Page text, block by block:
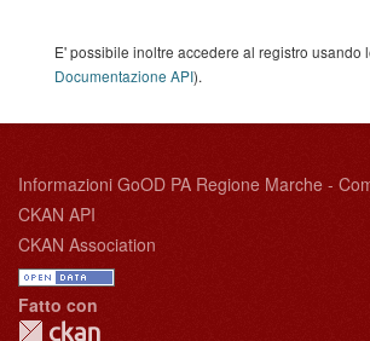
E' possibile inoltre accedere al registro usando
Documentazione API).
Informazioni GoOD PA Regione Marche -
CKAN API
CKAN Association
Fatto con